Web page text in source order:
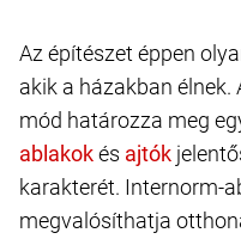
Az építészet éppen
akik a házakban
mód határozza meg
és
karakterét. Internorm-
megvalósíthatja